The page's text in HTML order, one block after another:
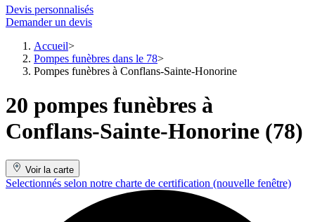
Devis personnalisés
Demander un devis
Accueil
Pompes funèbres dans le 78
Pompes funèbres à Conflans-Sainte-Honorine
20 pompes funèbres à
Conflans-Sainte-Honorine (78)
Voir la carte
Selectionnés selon notre charte de certification (nouvelle fenêtre)